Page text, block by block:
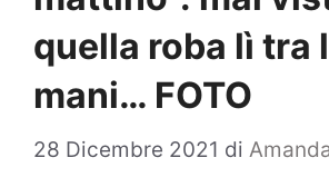
quella roba lì tra
mani… FOTO
28 Dicembre 2021 di